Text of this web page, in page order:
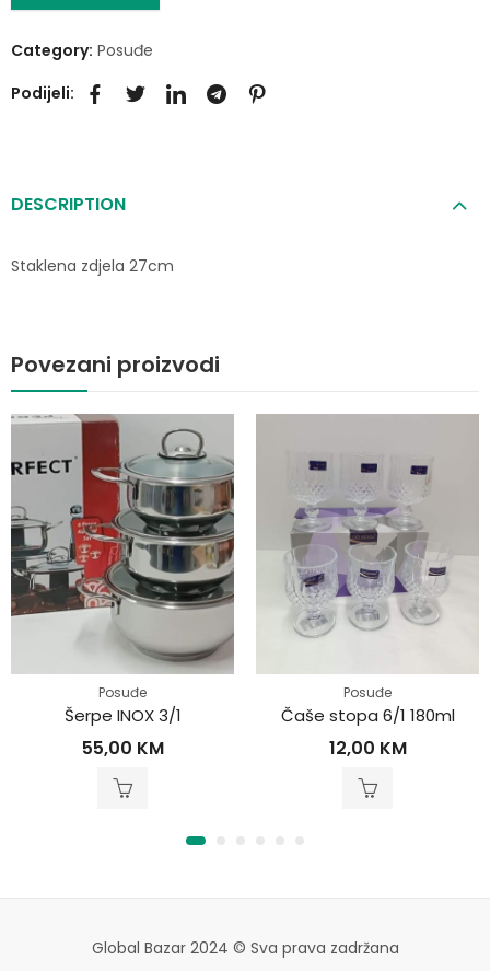
Category: Posuđe
Podijeli:
DESCRIPTION
Staklena zdjela 27cm
Povezani proizvodi
Posuđe
Šerpe INOX 3/1
55,00 KM
Posuđe
Čaše stopa 6/1 180ml
12,00 KM
Global Bazar 2024 © Sva prava zadržana